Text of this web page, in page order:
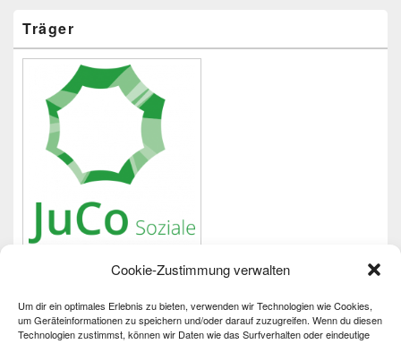
Cookie-Zustimmung verwalten
Um dir ein optimales Erlebnis zu bieten, verwenden wir Technologien wie Cookies,
um Geräteinformationen zu speichern und/oder darauf zuzugreifen. Wenn du diesen
Technologien zustimmst, können wir Daten wie das Surfverhalten oder eindeutige
Träger
Wichtiges